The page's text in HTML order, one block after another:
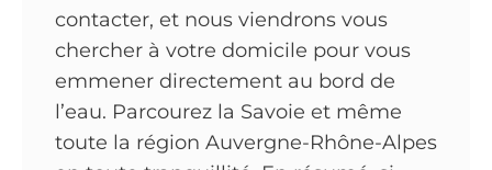
contacter, et nous viendrons vous
chercher à votre domicile pour vous
emmener directement au bord de
l’eau. Parcourez la Savoie et même
toute la région Auvergne-Rhône-Alpes